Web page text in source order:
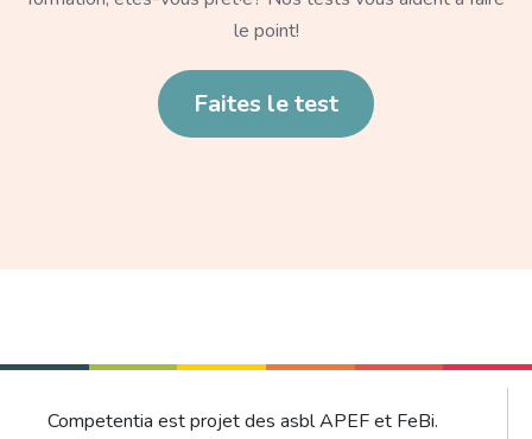
le point!
Faites le test
Competentia est projet des asbl APEF et FeBi.